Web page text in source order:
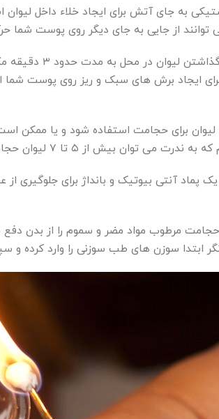
به جای آتش برای ایجاد خلاء داخل لیوان
از جایی به جای دیگر روی پوست شما
حجامت مرطوب
ایجاد برش های سبک و ریز روی پوست
ممکن است در جلسه اول از ۳ تا ۵ لیوان برای حجامت
تا ۷ لیوان حجامت بر روی پوست شما قرار بگیرد.
حجامت مرطوب مواد مضر و سموم را از بدن
ابتدا سوزن های طب سوزنی را وارد کرده